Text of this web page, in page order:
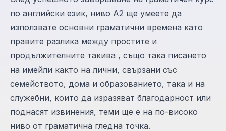
по английски език, ниво А2 ще умеете да
използвате основни граматични времена като
правите разлика между простите и
продължителните такива , също така писането
на имейли както на лични, свързани със
семейството, дома и образованието, така и на
служебни, които да изразяват благодарност или
поднасят извинения, теми ще е на по-високо
ниво от граматична гледна точка.